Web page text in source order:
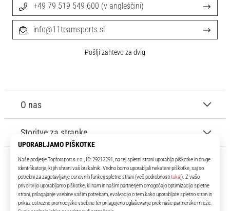
11teamsports.si
Že več kot 16 let smo vaši soigralci ter vam predstavljamo najboljše in
najnovejše izdelke iz sveta nogometa.
O nas
Storitve za stranke
+49 79 519 549 600 (v angleščini)
info@11teamsports.si
Pošlji zahtevo za dvig